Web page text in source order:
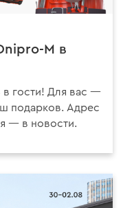
M в
гости! Для вас —
подарков. Адрес
— в новости.